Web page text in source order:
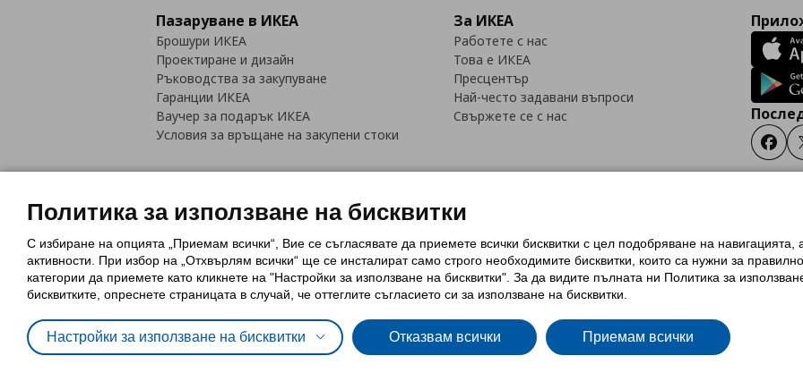
Пазаруване в ИКЕА
Брошури ИКЕА
Проектиране и дизайн
Ръководства за закупуване
Гаранции ИКЕА
Ваучер за подарък ИКЕА
Условия за връщане на закупени стоки
За ИКЕА
Работете с нас
Това е ИКЕА
Пресцентър
Най-често задавани въпроси
Свържете се с нас
Политика за използване на бисквитки (Cookies)Избор на настройки за използване на бисквиткиУсловия за
Обща политика за личните данни
Политика за защита на личните данни на ikea.bg
Общи условия на
Политика за защита на лични данни на програма IKEA Family
Политика за използване на бисквитки
С избиране на опцията „Приемам всички“, Вие се съгласявате да приемете всички бисквитки с цел подобряване на
активности. При избор на „Отхвърлям всички“ ще се инсталират само строго необходимитe бисквитки, които са нужни за
категории да приемете като кликнете на "Настройки за използване на бисквитки". За да видите пълната ни Политика за
бисквитките, опреснете страницата в случай, че оттеглите съгласието си за използване на бисквитки.
Настройки за използване на бисквитки Отказвам всички Приемам всички